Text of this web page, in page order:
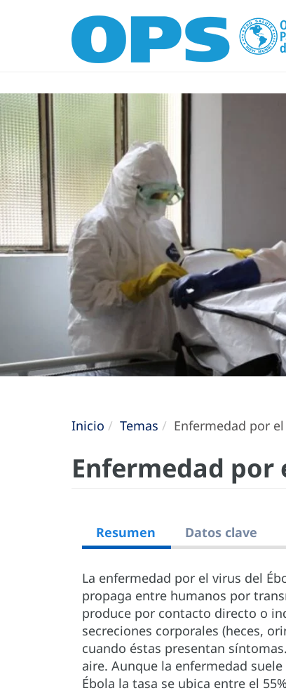
Inicio Temas Enfermedad por
Enfermedad por
Resumen Datos clave
La enfermedad por el virus del
propaga entre humanos por
produce por contacto directo o
secreciones corporales (heces,
cuando éstas presentan
aire. Aunque la enfermedad
Ébola la tasa se ubica entre el